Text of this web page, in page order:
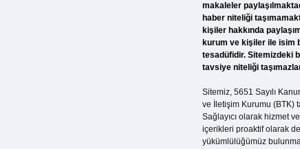
makaleler
haber niteliği
kişiler hakkında
kurum ve kişiler ile isim
tesadüfidir. Sitemizdeki
tavsiye niteliği
Sitemiz, 5651 Sayılı
ve İletişim Kurumu (BTK)
Sağlayıcı olarak hizmet
içerikleri proaktif olarak
yükümlülüğümüz